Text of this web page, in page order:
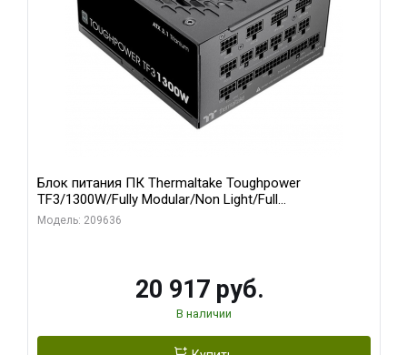
Блок питания ПК Thermaltake Toughpower
TF3/1300W/Fully Modular/Non Light/Full
Range/Analog/80 Plus Titanium/EU/100% JP CAP/All F
Модель: 209636
20 917 руб.
В наличии